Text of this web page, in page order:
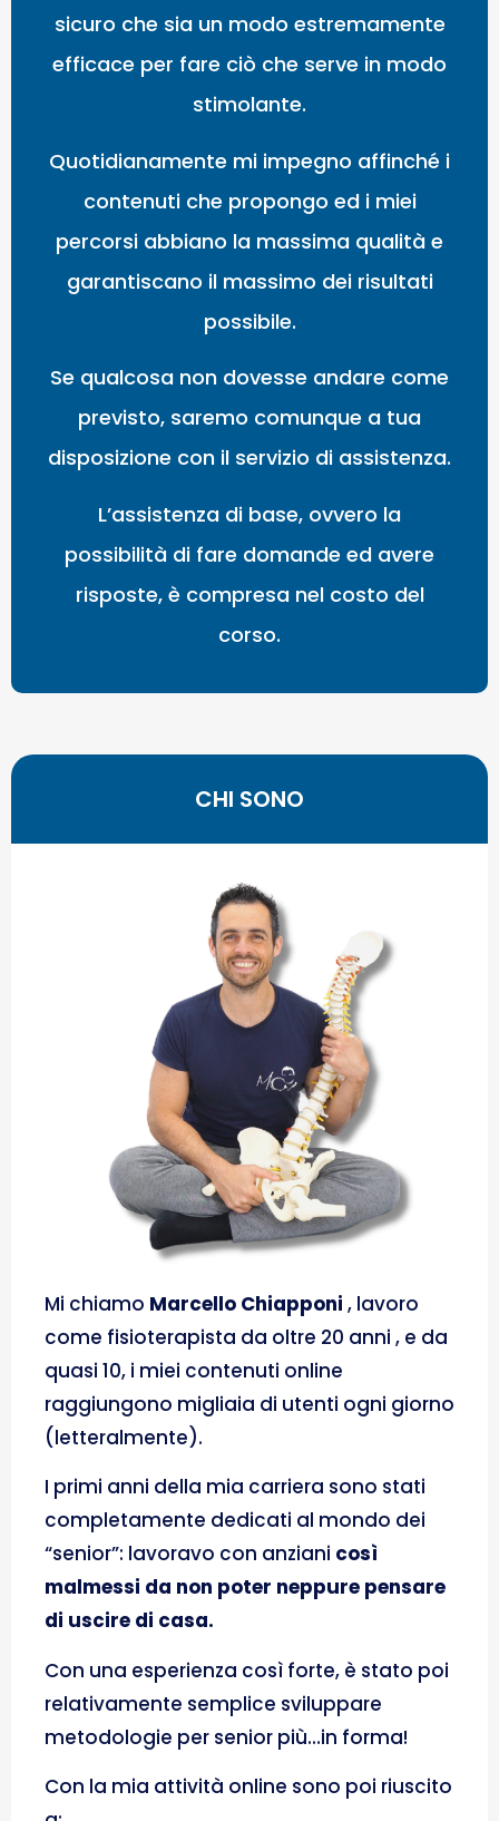
sicuro che sia un modo estremamente
efficace per fare ciò che serve in modo
stimolante.
Quotidianamente mi impegno affinché i
contenuti che propongo ed i miei
percorsi abbiano la massima qualità e
garantiscano il massimo dei risultati
possibile.
Se qualcosa non dovesse andare come
previsto, saremo comunque a tua
disposizione con il servizio di assistenza.
L’assistenza di base, ovvero la
possibilità di fare domande ed avere
risposte, è compresa nel costo del
corso.
CHI SONO
Mi chiamo Marcello Chiapponi , lavoro
come fisioterapista da oltre 20 anni , e da
quasi 10, i miei contenuti online
raggiungono migliaia di utenti ogni giorno
(letteralmente).
I primi anni della mia carriera sono stati
completamente dedicati al mondo dei
“senior”: lavoravo con anziani così
malmessi da non poter neppure pensare
di uscire di casa.
Con una esperienza così forte, è stato poi
relativamente semplice sviluppare
metodologie per senior più…in forma!
Con la mia attività online sono poi riuscito